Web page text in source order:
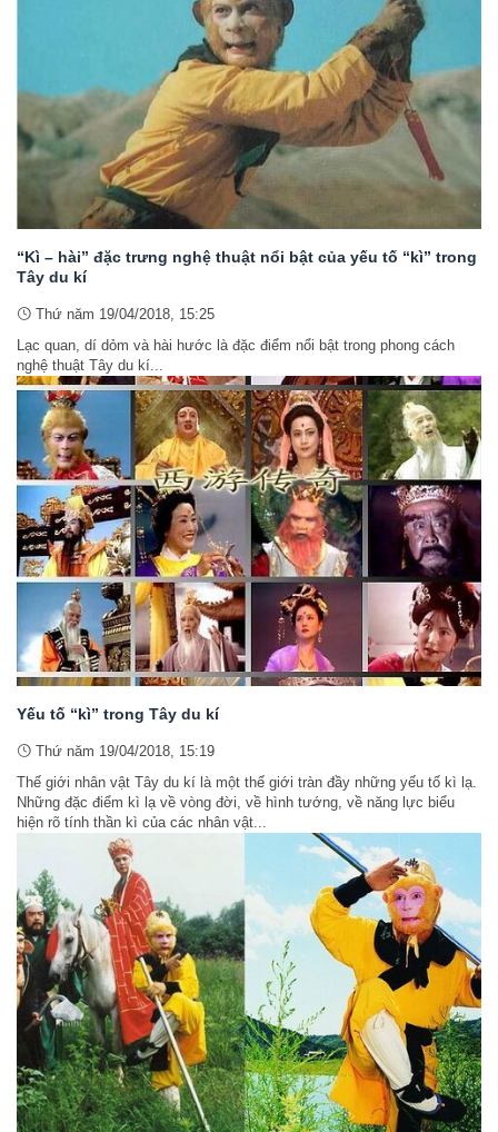
“Kì – hài” đặc trưng nghệ thuật nổi bật của yếu tố “kì” trong
Tây du kí
Thứ năm 19/04/2018, 15:25
Lạc quan, dí dỏm và hài hước là đặc điểm nổi bật trong phong cách
nghệ thuật Tây du kí...
Yếu tố “kì” trong Tây du kí
Thứ năm 19/04/2018, 15:19
Thế giới nhân vật Tây du kí là một thế giới tràn đầy những yếu tố kì lạ.
Những đặc điểm kì lạ về vòng đời, về hình tướng, về năng lực biểu
hiện rõ tính thần kì của các nhân vật...